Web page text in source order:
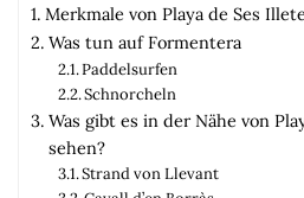
Merkmale von Playa de Ses
Was tun auf Formentera
Paddelsurfen
Schnorcheln
Was gibt es in der Nähe von
sehen?
Strand von Llevant